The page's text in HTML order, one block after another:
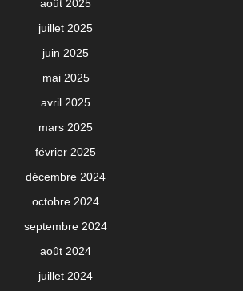
août 2025
juillet 2025
juin 2025
mai 2025
avril 2025
mars 2025
février 2025
décembre 2024
octobre 2024
septembre 2024
août 2024
juillet 2024